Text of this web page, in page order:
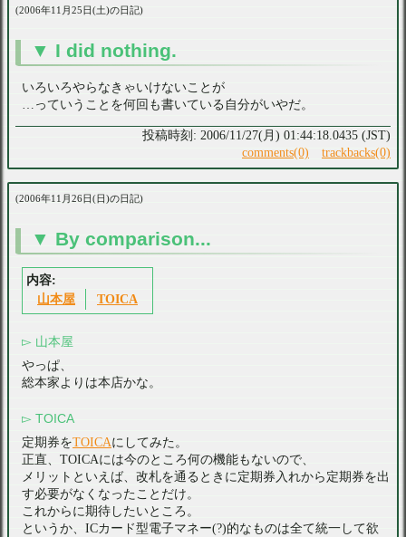
2006年11月25日(土)の日記
I did nothing.
いろいろやらなきゃいけないことが
…っていうことを何回も書いている自分がいやだ。
2006/11/27(月) 01:44:18.0435 (JST)
comments(0)
trackbacks(0)
2006年11月26日(日)の日記
By comparison...
山本屋 TOICA
山本屋
やっぱ、
総本家よりは本店かな。
TOICA
定期券をTOICAにしてみた。
正直、TOICAには今のところ何の機能もないので、
メリットといえば、改札を通るときに定期券入れから定期券を出
す必要がなくなったことだけ。
これからに期待したいところ。
というか、ICカード型電子マネー(?)的なものは全て統一して欲